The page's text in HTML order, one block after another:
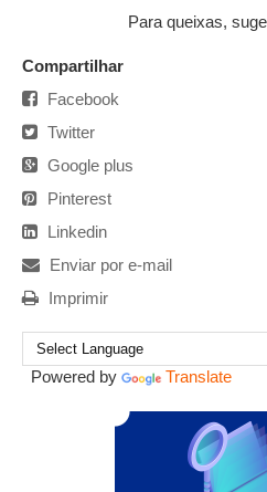
Para queixas,
Compartilhar
Facebook
Twitter
Google plus
Pinterest
Linkedin
Enviar por e-mail
Imprimir
Powered by Translate